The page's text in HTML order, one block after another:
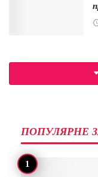
ПОПУЛЯРНЕ